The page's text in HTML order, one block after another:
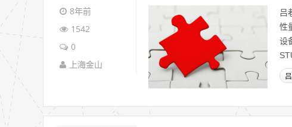
8年前
1542
0
上海金山
吕
性
设